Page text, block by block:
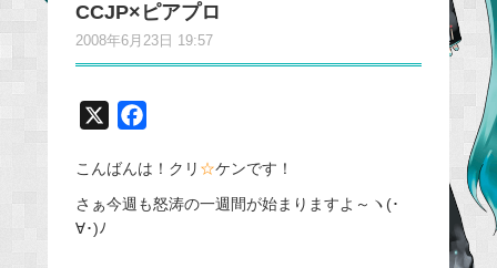
CCJP×ピアプロ
2008年6月23日 19:57
c
e
こんばんは！クリ ☆ケンです！
さぁ今週も怒涛の一週間が始まりますよ～ヽ(･
∀･)ﾉ